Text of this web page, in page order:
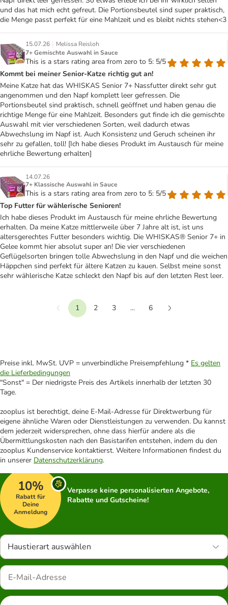
und das hat mich echt gefreut. Die Portionsbeutel sind super praktisch,
die Menge passt perfekt für eine Mahlzeit und es bleibt nichts stehen<3
15.07.26 | Melissa Reisloh
7+ Gemischte Auswahl in Sauce
This is a stars rating area from zero to 5: 5/5
Kommt bei meiner Senior-Katze richtig gut an!
Meine Katze hat das WHISKAS Senior 7+ Nassfutter direkt sehr gut
angenommen und den Napf komplett leer gefressen. Die
Portionsbeutel sind praktisch, schnell geöffnet und haben genau die
richtige Menge für eine Mahlzeit. Besonders gut finde ich die gemischte
Auswahl mit vier verschiedenen Sorten, weil dadurch etwas
Abwechslung im Napf ist. Auch Konsistenz und Geruch scheinen ihr
sehr zu gefallen, toll! [Ich habe dieses Produkt im Austausch für meine
ehrliche Bewertung erhalten]
14.07.26
7+ Klassische Auswahl in Sauce
This is a stars rating area from zero to 5: 5/5
Top Futter für wählerische Senioren!
Ich habe dieses Produkt im Austausch für meine ehrliche Bewertung
erhalten. Da meine Katze mittlerweile über 7 Jahre alt ist, ist uns
altersgerechtes Futter besonders wichtig. Die WHISKAS® Senior 7+ in
Gelee kommt hier absolut super an! Die vier verschiedenen
Geflügelsorten bringen tolle Abwechslung in den Napf und die weichen
Häppchen sind perfekt für ältere Katzen zu kauen. Selbst meine sonst
sehr wählerische Katze schleckt den Napf bis auf den letzten Rest leer.
Vorherige
1 2 3 ...
6
Preise inkl. MwSt. UVP = unverbindliche Preisempfehlung * Es gelten
die Lieferbedingungen
"Sonst" = Der niedrigste Preis des Artikels innerhalb der letzten 30
Tage.
zooplus ist berechtigt, deine E-Mail-Adresse für Direktwerbung für
eigene ähnliche Waren oder Dienstleistungen zu verwenden. Du kannst
dem jederzeit widersprechen, ohne dass hierfür andere als die
Übermittlungskosten nach den Basistarifen entstehen, indem du den
zooplus Kundenservice kontaktierst. Weitere Informationen findest du
in unserer Datenschutzerklärung.
10%
Rabatt für
Deine
Anmeldung
Verpasse keine personalisierten Angebote,
Rabatte und Gutscheine!
Haustierart auswählen